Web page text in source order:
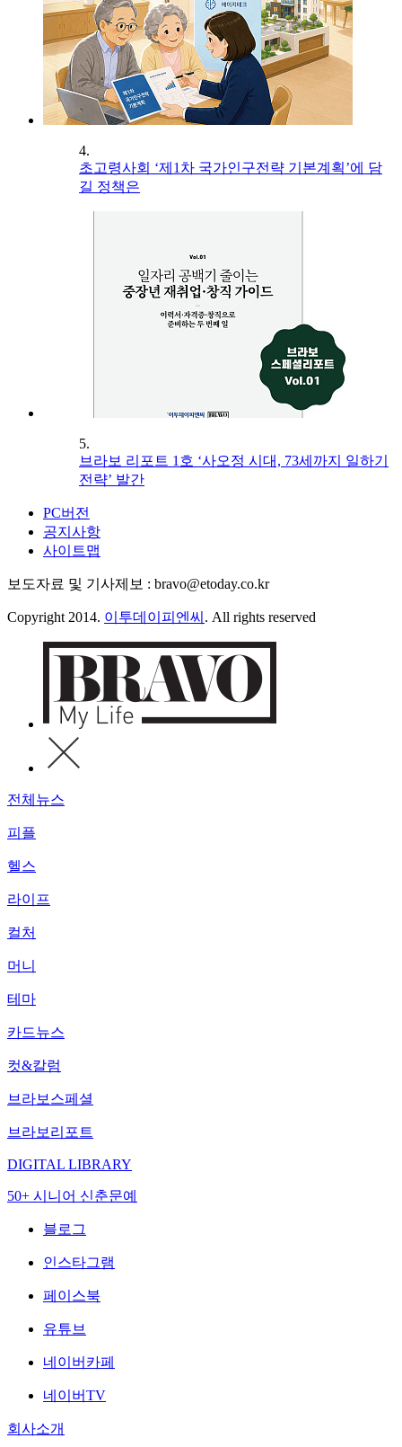
4.
초고령사회 ‘제1차 국가인구전략 기본계획’에 담
길 정책은
5.
브라보 리포트 1호 ‘사오정 시대, 73세까지 일하기
전략’ 발간
PC버전
공지사항
사이트맵
보도자료 및 기사제보 : bravo@etoday.co.kr
Copyright 2014. 이투데이피엔씨 . All rights reserved
전체뉴스
피플
헬스
라이프
컬처
머니
테마
카드뉴스
컷&칼럼
브라보스페셜
브라보리포트
DIGITAL LIBRARY
50+ 시니어 신춘문예
블로그
인스타그램
페이스북
유튜브
네이버카페
네이버TV
회사소개